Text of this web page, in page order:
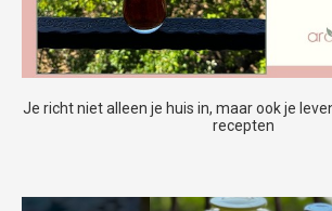
Je richt niet alleen je huis in, maar ook je
recepten